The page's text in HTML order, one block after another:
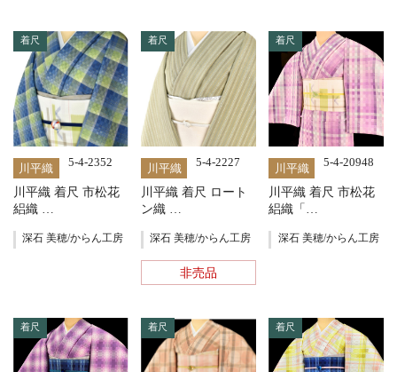
着尺
川平織 5-4-2352
川平織 着尺 市松花
絽織 …
深石 美穂/からん工房
着尺
川平織 5-4-2227
川平織 着尺 ロート
ン織 …
深石 美穂/からん工房
非売品
着尺
川平織 5-4-20948
川平織 着尺 市松花
絽織「…
深石 美穂/からん工房
着尺 着尺 着尺